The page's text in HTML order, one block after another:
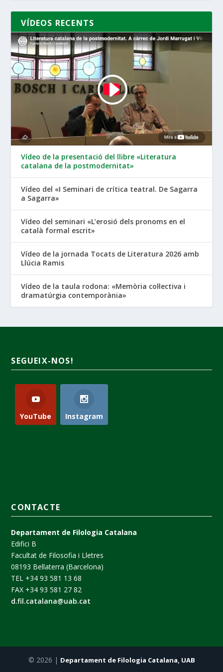
VÍDEOS RECENTS
Vídeo de la presentació del llibre «Literatura
catalana de la postmodernitat»
Vídeo del «I Seminari de crítica teatral. De Sagarra
a Sagarra»
Vídeo del seminari «L’erosió dels pronoms en el
català formal escrit»
Vídeo de la jornada Tocats de Literatura 2026 amb
Llúcia Ramis
Vídeo de la taula rodona: «Memòria col·lectiva i
dramatúrgia contemporània»
SEGUEIX-NOS!
YouTube Instagram
CONTACTE
Departament de Filologia Catalana
Edifici B
Facultat de Filosofia i Lletres
08193 Bellaterra (Barcelona)
TEL +34 93 581 13 68
FAX +34 93 581 27 82
d.fil.catalana@uab.cat
© 2026 | Departament de Filologia Catalana, UAB